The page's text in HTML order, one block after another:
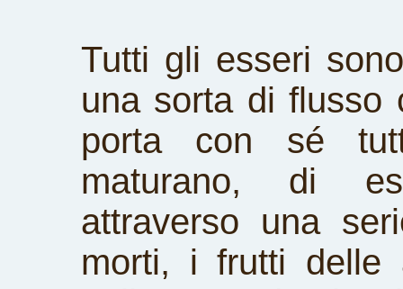
Tutti gli esseri
una sorta di flusso
porta con sé
maturano, di
attraverso una
morti, i frutti delle